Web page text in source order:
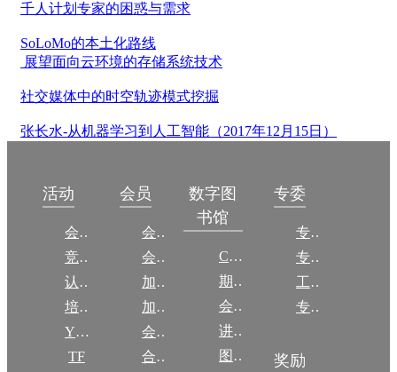
千人计划专家的困惑与需求
SoLoMo的本土化路线
展望面向云环境的存储系统技术
社交媒体中的时空轨迹模式挖掘
张长水-从机器学习到人工智能（2017年12月15日）
活动
会议
竞赛
认证
培训
YOCSEF
TF
会员
会员简介
会员权益
加入CCF
加入CCF
会员交费
合作伙伴
数字图
书馆
CCCF
期刊
会议
讲稿
图集
专委
专委简介
专委条例
工作问答
专委名单
奖励